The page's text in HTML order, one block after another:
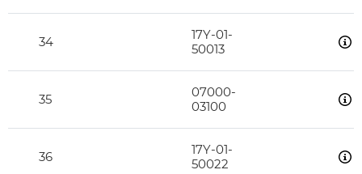
34
17Y-01-
50013
35
07000-
03100
36
17Y-01-
50022